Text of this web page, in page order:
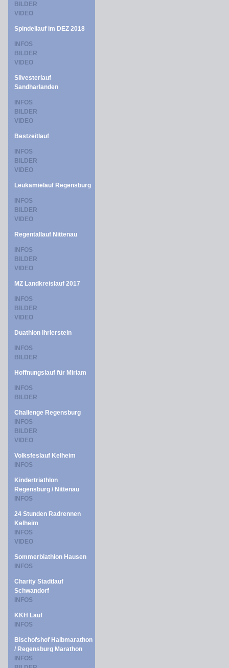
BILDER
VIDEO
Spindellauf im DEZ 2018
INFOS
BILDER
VIDEO
Silvesterlauf
Sandharlanden
INFOS
BILDER
VIDEO
Bestzeitlauf
INFOS
BILDER
VIDEO
Leukämielauf Regensburg
INFOS
BILDER
VIDEO
Regentallauf Nittenau
INFOS
BILDER
VIDEO
MZ Landkreislauf 2017
INFOS
BILDER
VIDEO
Duathlon Ihrlerstein
INFOS
BILDER
Hoffnungslauf für Miriam
INFOS
BILDER
Challenge Regensburg
INFOS
BILDER
VIDEO
Volksfeslauf Kelheim
INFOS
Kindertriathlon
Regensburg / Nittenau
INFOS
24 Stunden Radrennen
Kelheim
INFOS
VIDEO
Sommerbiathlon Hausen
INFOS
Charity Stadtlauf
Schwandorf
INFOS
KKH Lauf
INFOS
Bischofshof Halbmarathon
/ Regensburg Marathon
INFOS